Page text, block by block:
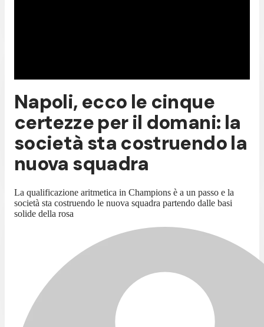
Napoli, ecco le cinque
certezze per il domani: la
società sta costruendo la
nuova squadra
La qualificazione aritmetica in Champions è a un passo e la
società sta costruendo le nuova squadra partendo dalle basi
solide della rosa